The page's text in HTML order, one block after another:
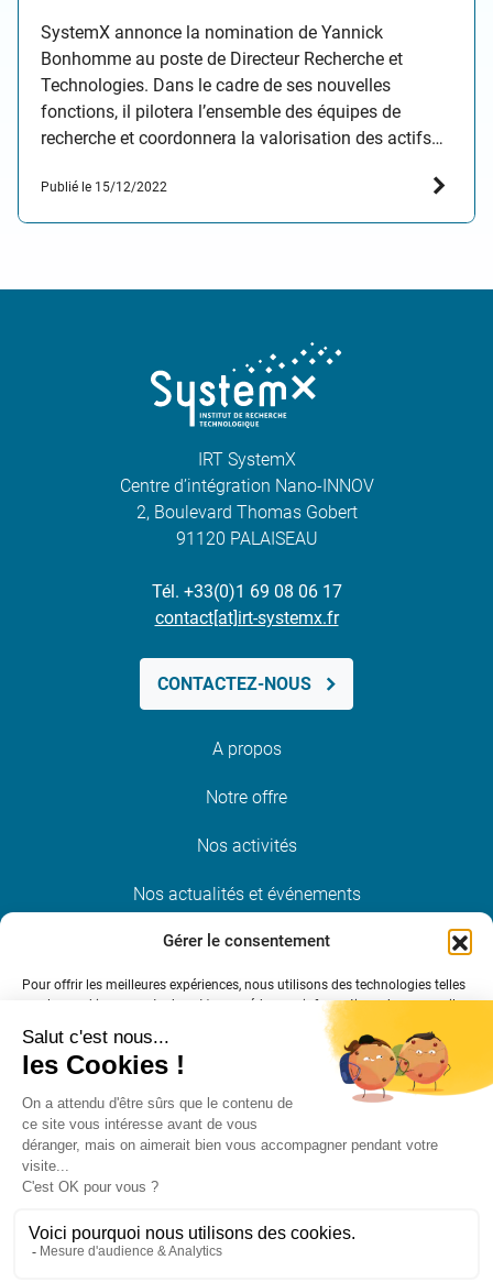
Gérer le consentement
Pour offrir les meilleures expériences, nous utilisons des technologies telles
que les cookies pour stocker et/ou accéder aux informations des appareils.
Le fait de consentir à ces technologies nous permettra de traiter des
données telles que le comportement de navigation ou les ID uniques sur ce
site. Le fait de ne pas consentir ou de retirer son consentement peut avoir
un effet négatif sur certaines caractéristiques et fonctions.
Gérer les services
Refuser
SystemX annonce la nomination de Yannick
Bonhomme au poste de Directeur Recherche et
Technologies. Dans le cadre de ses nouvelles
fonctions, il pilotera l’ensemble des équipes de
recherche et coordonnera la valorisation des actifs
de Directeur du programme Confiance.ai, piloté par
Publié le 15/12/2022
IRT SystemX
Centre d’intégration Nano-INNOV
2, Boulevard Thomas Gobert
91120 PALAISEAU
Tél. +33(0)1 69 08 06 17
contact[at]irt-systemx.fr
CONTACTEZ-NOUS
A propos
Notre offre
Nos activités
Nos actualités et événements
Nous rejoindre
Restez informé
S’INSCRIRE À LA NEWSLETTER
Mentions légales et crédits Politique RGPD